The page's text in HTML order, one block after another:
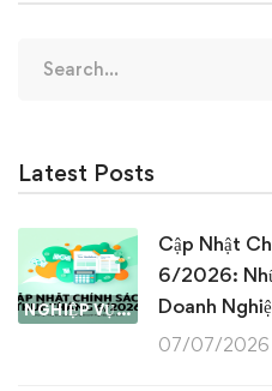
for:
Latest Posts
NGHIỆP VỤ KẾ TOÁN & THUẾ
Cập Nhật
6/2026:
Doanh
07/07/2026